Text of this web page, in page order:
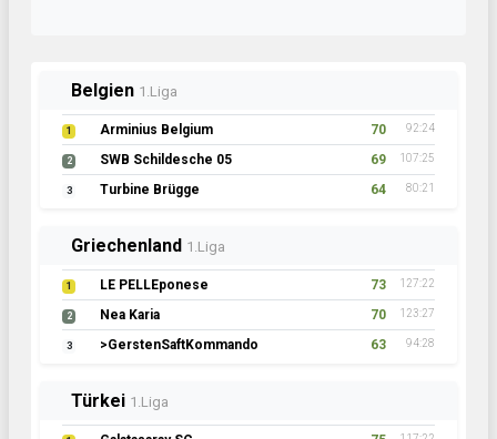
Belgien 1.Liga
1 Arminius Belgium 70 92:24
2 SWB Schildesche 05 69 107:25
3 Turbine Brügge 64 80:21
Griechenland 1.Liga
1 LE PELLEponese 73 127:22
2 Nea Karia 70 123:27
3 >GerstenSaftKommando 63 94:28
Türkei 1.Liga